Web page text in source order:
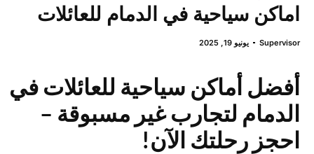
اماكن سياحية في الدمام للعائلات
Supervisor يونيو 19, 2025
أفضل أماكن سياحية للعائلات في
الدمام لتجارب غير مسبوقة –
احجز رحلتك الآن!